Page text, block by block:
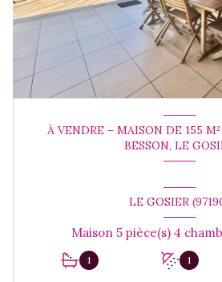
À VENDRE – MAISON DE 155
BESSON, LE
LE GOSIER
1 1